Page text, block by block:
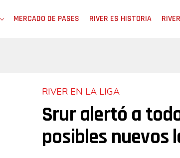
MERCADO DE PASES RIVER ES HISTORIA
RIVER EN LA LIGA
Srur alertó a
posibles nuevos